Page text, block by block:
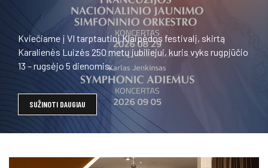
Kviečiame į VI tarptautinį Klaipėdos festivalį, skirtą
Karalienės Luizės 250 metų jubiliejui, kuris vyks rugpjūčio
13 – rugsėjo 5 dienomis.
SUŽINOTI DAUGIAU